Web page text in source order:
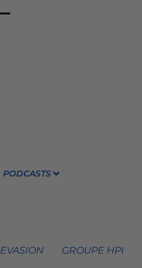
PODCASTS
GROUPE HPI